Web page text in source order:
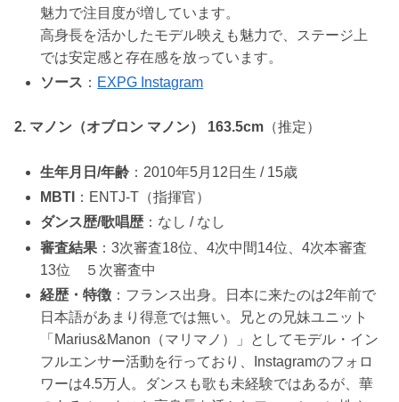
魅力で注目度が増しています。
高身長を活かしたモデル映えも魅力で、ステージ上
では安定感と存在感を放っています。
ソース ： EXPG Instagram
2. マノン（オブロン マノン） 163.5cm （推定）
生年月日/年齢 ：2010年5月12日生 / 15歳
MBTI
：ENTJ-T（指揮官）
ダンス歴/歌唱歴 ：なし / なし
審査結果 ：3次審査18位、4次中間14位、4次本審査
13位 ５次審査中
経歴・特徴 ：フランス出身。日本に来たのは2年前で
日本語があまり得意では無い。兄との兄妹ユニット
「Marius&Manon（マリマノ）」としてモデル・イン
フルエンサー活動を行っており、Instagramのフォロ
ワーは4.5万人。ダンスも歌も未経験ではあるが、華